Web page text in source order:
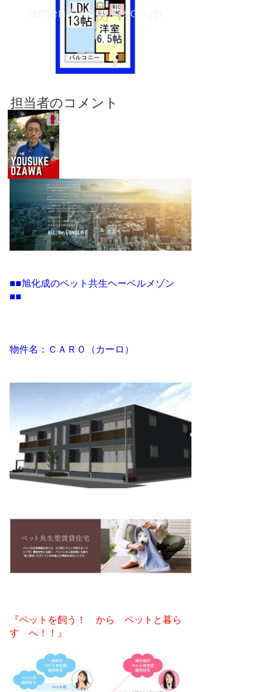
■■旭化成のペット共生ヘーベルメゾン
■■
物件名：ＣＡＲＯ（カーロ）
『ペットを飼う！ から ペットと暮ら
す へ！！』